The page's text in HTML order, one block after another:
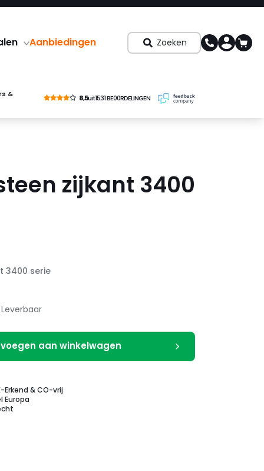
Aanbiedingen Zoeken
&
8,5uit1531 BE00RDELINGEN
zijkant 3400
3400 serie
Leverbaar
aan winkelwagen
Erkend & CO-vrij
Europa